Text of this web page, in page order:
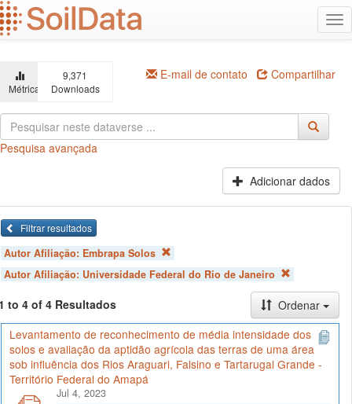
Ir
para
o
principal
Métricas
9,371
Downloads
E-mail de contato Compartilhar
Pesquisa avançada
Adicionar dados
Filtrar resultados
Autor Afiliação: Embrapa Solos
Autor Afiliação: Universidade Federal do Rio de Janeiro
to 4 of 4 Resultados
Ordenar
Levantamento de reconhecimento de média intensidade dos
solos e avaliação da aptidão agrícola das terras de uma área
sob influência dos Rios Araguari, Falsino e Tartarugal Grande -
Território Federal do Amapá
Jul 4, 2023